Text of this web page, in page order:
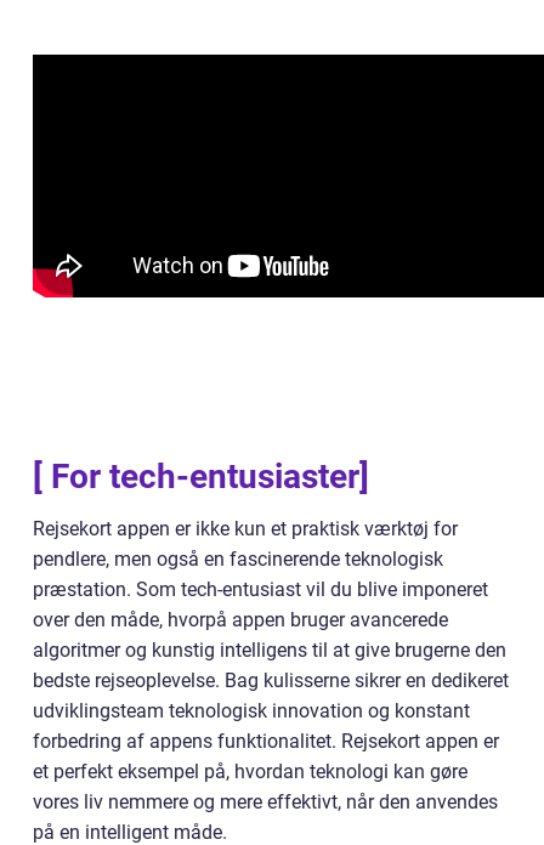
[ For tech-entusiaster]
Rejsekort appen er ikke kun et praktisk værktøj for
pendlere, men også en fascinerende teknologisk
præstation. Som tech-entusiast vil du blive imponeret
over den måde, hvorpå appen bruger avancerede
algoritmer og kunstig intelligens til at give brugerne den
bedste rejseoplevelse. Bag kulisserne sikrer en dedikeret
udviklingsteam teknologisk innovation og konstant
forbedring af appens funktionalitet. Rejsekort appen er
et perfekt eksempel på, hvordan teknologi kan gøre
vores liv nemmere og mere effektivt, når den anvendes
på en intelligent måde.